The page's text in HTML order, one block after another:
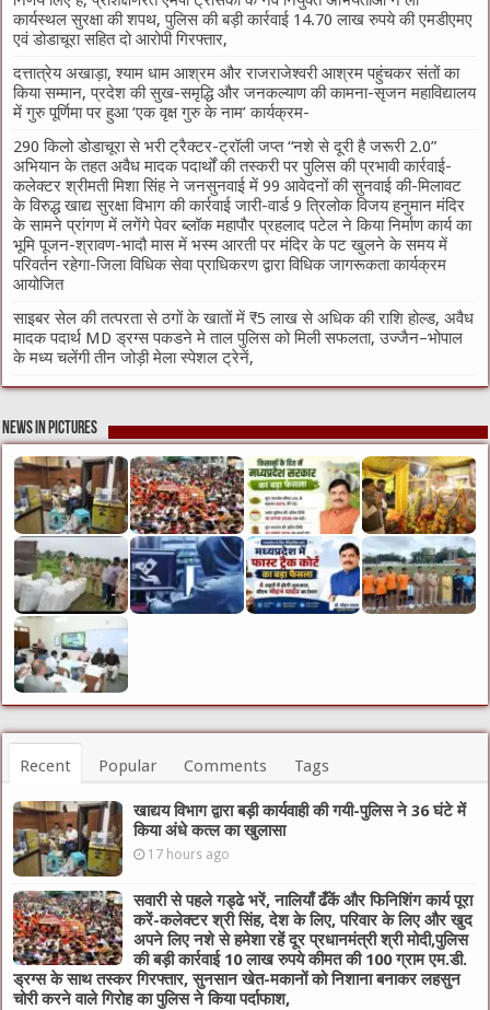
कार्यस्थल सुरक्षा की शपथ, पुलिस की बड़ी कार्रवाई 14.70 लाख रुपये की एमडीएमए
एवं डोडाचूरा सहित दो आरोपी गिरफ्तार,
दत्तात्रेय अखाड़ा, श्याम धाम आश्रम और राजराजेश्वरी आश्रम पहुंचकर संतों का
किया सम्मान, प्रदेश की सुख-समृद्धि और जनकल्याण की कामना-सृजन महाविद्यालय
में गुरु पूर्णिमा पर हुआ ‘एक वृक्ष गुरु के नाम’ कार्यक्रम-
290 किलो डोडाचूरा से भरी ट्रैक्टर-ट्रॉली जप्त “नशे से दूरी है जरूरी 2.0”
अभियान के तहत अवैध मादक पदार्थों की तस्करी पर पुलिस की प्रभावी कार्रवाई-
कलेक्टर श्रीमती मिशा सिंह ने जनसुनवाई में 99 आवेदनों की सुनवाई की-मिलावट
के विरुद्ध खाद्य सुरक्षा विभाग की कार्रवाई जारी-वार्ड 9 त्रिलोक विजय हनुमान मंदिर
के सामने प्रांगण में लगेंगे पेवर ब्लॉक महापौर प्रहलाद पटेल ने किया निर्माण कार्य का
भूमि पूजन-श्रावण-भादौ मास में भस्म आरती पर मंदिर के पट खुलने के समय में
परिवर्तन रहेगा-जिला विधिक सेवा प्राधिकरण द्वारा विधिक जागरूकता कार्यक्रम
आयोजित
साइबर सेल की तत्परता से ठगों के खातों में ₹5 लाख से अधिक की राशि होल्ड, अवैध
मादक पदार्थ MD ड्रग्स पकडने मे ताल पुलिस को मिली सफलता, उज्जैन–भोपाल
के मध्य चलेंगी तीन जोड़ी मेला स्पेशल ट्रेनें,
News in Pictures
Recent Popular Comments Tags
खाद्यय विभाग द्वारा बड़ी कार्यवाही की गयी-पुलिस ने 36 घंटे में
किया अंधे कत्ल का खुलासा
17 hours ago
सवारी से पहले गड्ढे भरें, नालियाँ ढँकें और फिनिशिंग कार्य पूरा
करें-कलेक्टर श्री सिंह, देश के लिए, परिवार के लिए और खुद
अपने लिए नशे से हमेशा रहें दूर प्रधानमंत्री श्री मोदी,पुलिस
की बड़ी कार्रवाई 10 लाख रुपये कीमत की 100 ग्राम एम.डी.
ड्रग्स के साथ तस्कर गिरफ्तार, सुनसान खेत-मकानों को निशाना बनाकर लहसुन
चोरी करने वाले गिरोह का पुलिस ने किया पर्दाफाश,